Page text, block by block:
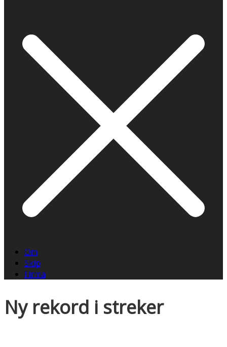
Om
Skip
Firma
Ny rekord i streker